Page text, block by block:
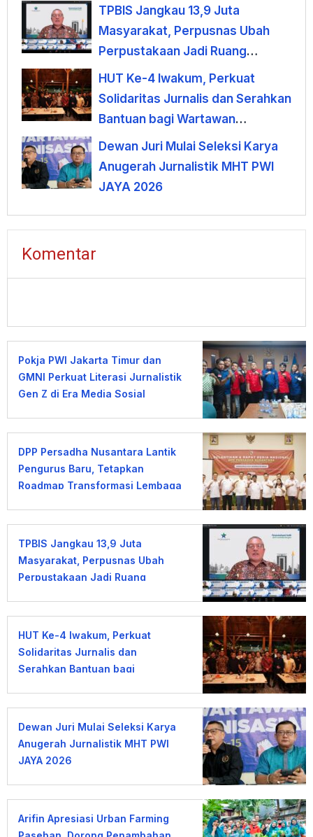
Lembaga Hindu Menuju
Indonesia Emas 2045
TPBIS Jangkau 13,9 Juta
Masyarakat, Perpusnas Ubah
Perpustakaan Jadi Ruang
Pemberdayaan
HUT Ke-4 Iwakum, Perkuat
Solidaritas Jurnalis dan Serahkan
Bantuan bagi Wartawan
Terdampak PHK
Dewan Juri Mulai Seleksi Karya
Anugerah Jurnalistik MHT PWI
JAYA 2026
Komentar
Pokja PWI Jakarta Timur dan
GMNI Perkuat Literasi Jurnalistik
Gen Z di Era Media Sosial
DPP Persadha Nusantara Lantik
Pengurus Baru, Tetapkan
Roadmap Transformasi Lembaga
TPBIS Jangkau 13,9 Juta
Masyarakat, Perpusnas Ubah
Perpustakaan Jadi Ruang
HUT Ke-4 Iwakum, Perkuat
Solidaritas Jurnalis dan
Serahkan Bantuan bagi
Dewan Juri Mulai Seleksi Karya
Anugerah Jurnalistik MHT PWI
JAYA 2026
Arifin Apresiasi Urban Farming